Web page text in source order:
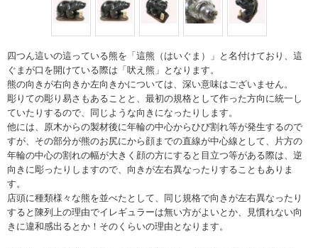
四つん這いの這っている熊を「這熊（はいぐま）」と名付けており、這
ぐまが口を開けている際は「吠え熊」となります。
熊の向きが右向きか左向きかについては、深い意味はございません。
彫りての彫り易さもあることと、最初の規格として作った方向に統一し
ていたりするので、同じような向きになったりします。
他には、原木からの製材後に年輪の中心からひび割れ等が発生するので
すが、その部分が熊のお尻にから顔までの直線が中心線として、片方の
年輪の中心の割れの幅が大きく顔の方にすると目立つ等がある際は、逆
向きに彫ったりしますので、向きが左右異なったりすることもありま
す。
店頭に種類様々な熊を並べたとして、同じ規格で向きが左右異なったり
すると陳列上の理由でイレギュラーは無い方がよいとか、見慣れない向
きに違和感出るとか！そのくらいの理由となります。